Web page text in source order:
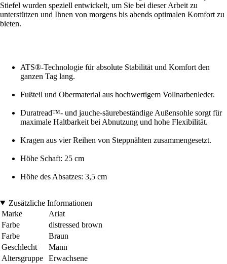
Stiefel wurden speziell entwickelt, um Sie bei dieser Arbeit zu
unterstützen und Ihnen von morgens bis abends optimalen Komfort zu
bieten.
ATS®-Technologie für absolute Stabilität und Komfort den
ganzen Tag lang.
Fußteil und Obermaterial aus hochwertigem Vollnarbenleder.
Duratread™- und jauche-säurebeständige Außensohle sorgt für
maximale Haltbarkeit bei Abnutzung und hohe Flexibilität.
Kragen aus vier Reihen von Steppnähten zusammengesetzt.
Höhe Schaft: 25 cm
Höhe des Absatzes: 3,5 cm
Zusätzliche Informationen
Marke
Ariat
Farbe
distressed brown
Farbe
Braun
Geschlecht
Mann
Altersgruppe
Erwachsene